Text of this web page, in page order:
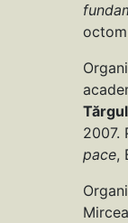
2007.
pace,